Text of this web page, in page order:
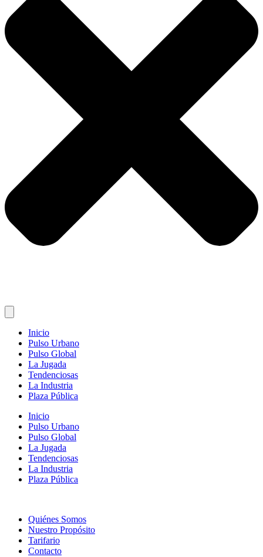
Inicio
Pulso Urbano
Pulso Global
La Jugada
Tendenciosas
La Industria
Plaza Pública
Inicio
Pulso Urbano
Pulso Global
La Jugada
Tendenciosas
La Industria
Plaza Pública
Quiénes Somos
Nuestro Propósito
Tarifario
Contacto